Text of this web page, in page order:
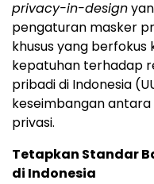
privacy-in-design
pengaturan masker
khusus yang berfokus
kepatuhan terhadap
pribadi di Indonesia
keseimbangan
privasi.
Tetapkan Standar
di Indonesia